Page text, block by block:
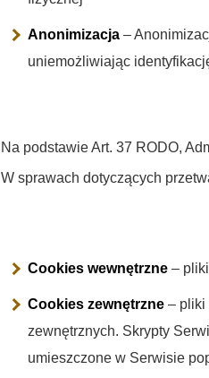
Anonimizacja –
uniemożliwiając
Na podstawie Art. 37 RODO,
W sprawach dotyczących
Cookies wewnętrzne –
Cookies zewnętrzne – pliki
zewnętrznych. Skrypty
umieszczone w Serwisie